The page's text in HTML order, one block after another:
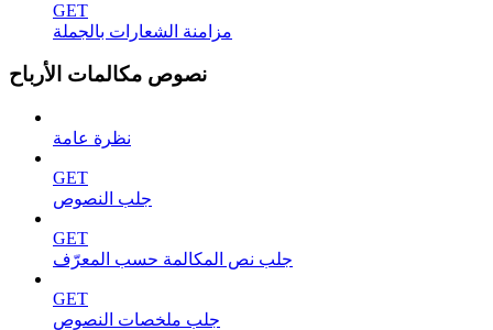
GET
مزامنة الشعارات بالجملة
نصوص مكالمات الأرباح
نظرة عامة
GET
جلب النصوص
GET
جلب نص المكالمة حسب المعرّف
GET
جلب ملخصات النصوص